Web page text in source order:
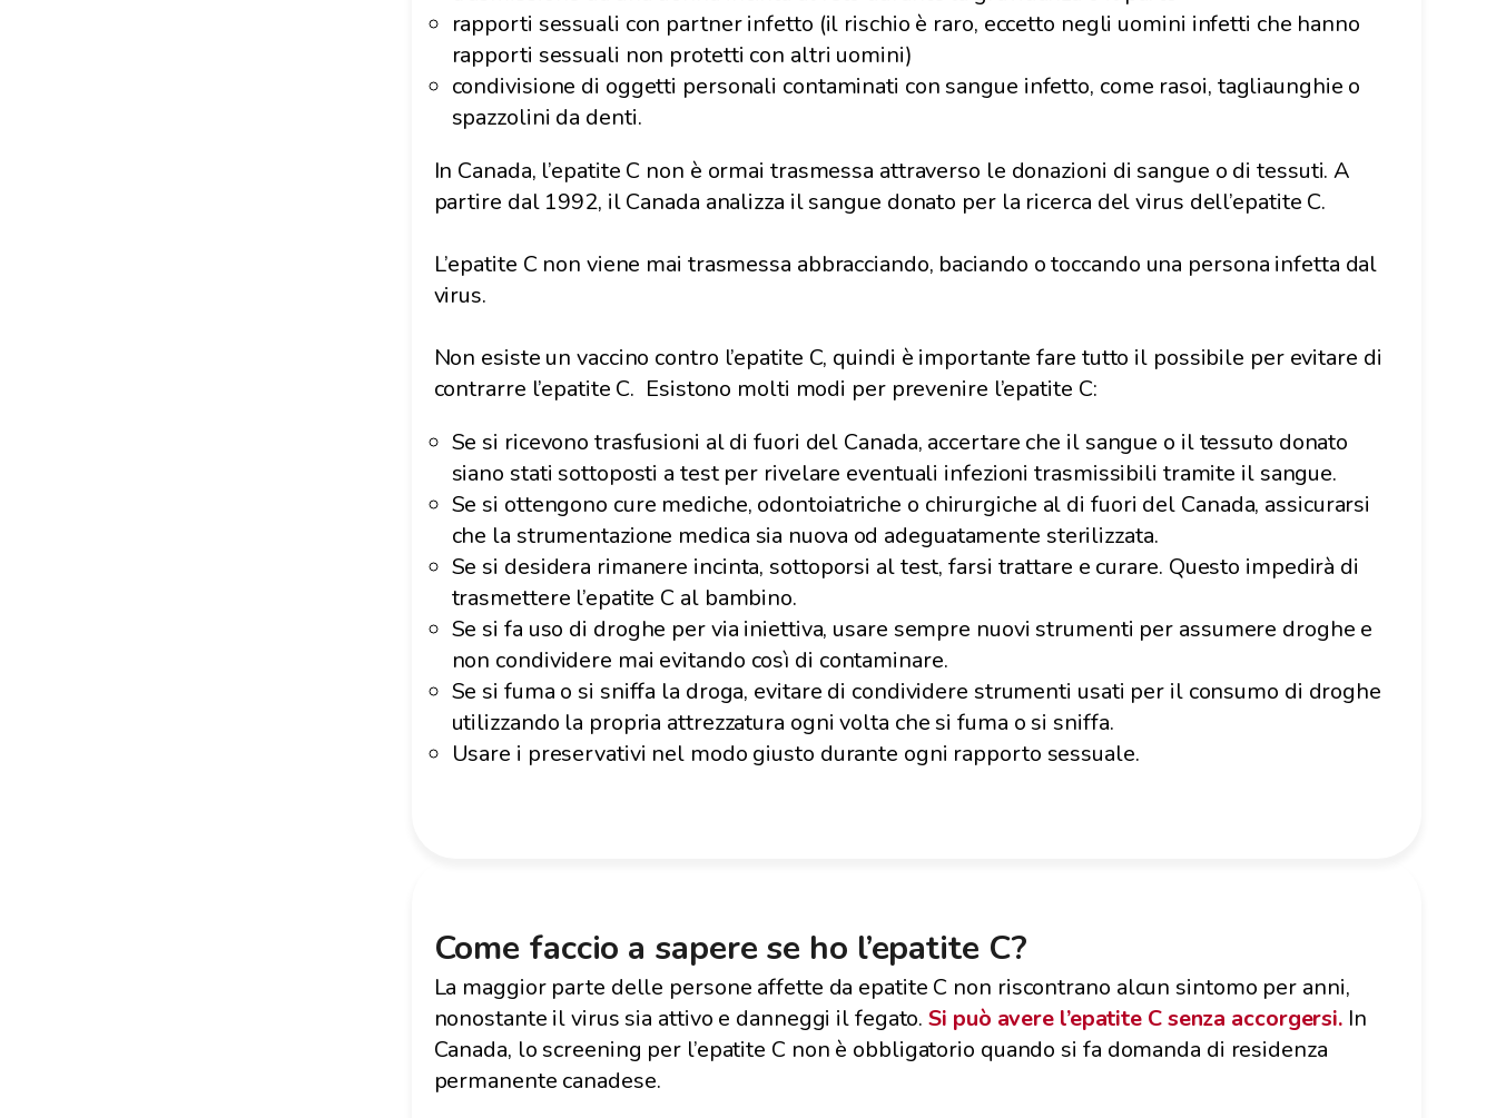
rapporti sessuali con partner infetto (il rischio è raro, eccetto negli uomini infetti che hanno
rapporti sessuali non protetti con altri uomini)
condivisione di oggetti personali contaminati con sangue infetto, come rasoi, tagliaunghie o
spazzolini da denti.
In Canada, l’epatite C non è ormai trasmessa attraverso le donazioni di sangue o di tessuti. A
partire dal 1992, il Canada analizza il sangue donato per la ricerca del virus dell’epatite C.
L’epatite C non viene mai trasmessa abbracciando, baciando o toccando una persona infetta dal
virus.
Non esiste un vaccino contro l’epatite C, quindi è importante fare tutto il possibile per evitare di
contrarre l’epatite C. Esistono molti modi per prevenire l’epatite C:
Se si ricevono trasfusioni al di fuori del Canada, accertare che il sangue o il tessuto donato
siano stati sottoposti a test per rivelare eventuali infezioni trasmissibili tramite il sangue.
Se si ottengono cure mediche, odontoiatriche o chirurgiche al di fuori del Canada, assicurarsi
che la strumentazione medica sia nuova od adeguatamente sterilizzata.
Se si desidera rimanere incinta, sottoporsi al test, farsi trattare e curare. Questo impedirà di
trasmettere l’epatite C al bambino.
Se si fa uso di droghe per via iniettiva, usare sempre nuovi strumenti per assumere droghe e
non condividere mai evitando così di contaminare.
Se si fuma o si sniffa la droga, evitare di condividere strumenti usati per il consumo di droghe
utilizzando la propria attrezzatura ogni volta che si fuma o si sniffa.
Usare i preservativi nel modo giusto durante ogni rapporto sessuale.
Come faccio a sapere se ho l’epatite C?
La maggior parte delle persone affette da epatite C non riscontrano alcun sintomo per anni,
nonostante il virus sia attivo e danneggi il fegato.Si può avere l’epatite C senza accorgersi. In
Canada, lo screening per l’epatite C non è obbligatorio quando si fa domanda di residenza
permanente canadese.